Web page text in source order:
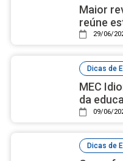
Maior
reúne
29/06/
Dicas de
MEC
da
gratuitos
09/06/
Dicas de